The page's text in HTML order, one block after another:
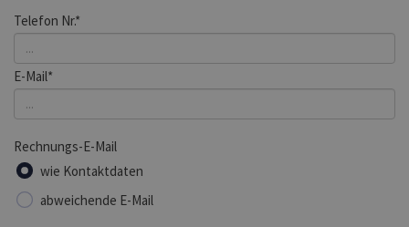
Telefon Nr.*
E-Mail*
Rechnungs-E-Mail
wie Kontaktdaten
abweichende E-Mail